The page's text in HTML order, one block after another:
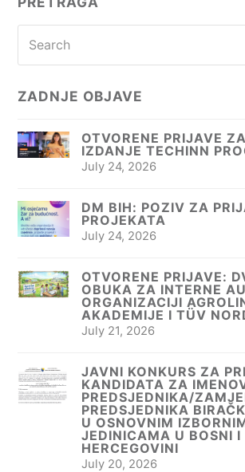
ZADNJE OBJAVE
OTVORENE PRIJAVE
IZDANJE TECHINN
July 24, 2026
DM BIH: POZIV ZA
PROJEKATA
July 24, 2026
OTVORENE PRIJAVE:
OBUKA ZA INTERNE
ORGANIZACIJI
AKADEMIJE I TÜV
July 21, 2026
JAVNI KONKURS ZA
KANDIDATA ZA
PREDSJEDNIKA/
PREDSJEDNIKA
U OSNOVNIM
JEDINICAMA U BOSNI I
HERCEGOVINI
July 20, 2026